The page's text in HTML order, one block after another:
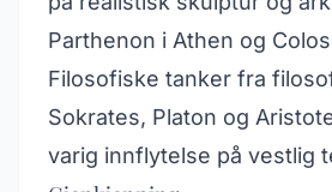
Parthenon i Athen og
Filosofiske tanker fra
Sokrates, Platon og
varig innflytelse på vestlig